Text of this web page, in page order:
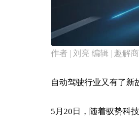
作者 | 刘亮 编辑 | 趣解
自动驾驶行业又有了新
5月20日，随着驭势科